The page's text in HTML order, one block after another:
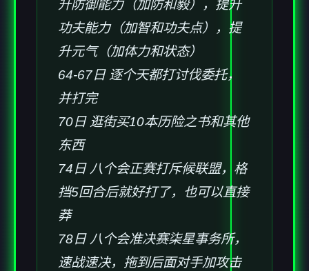
升防御能力（加防和毅），提升
功夫能力（加智和功夫点），提
升元气（加体力和状态）
64-67日 逐个天都打讨伐委托，
并打完
70日 逛街买10本历险之书和其他
东西
74日 八个会正赛打斥候联盟，格
挡5回合后就好打了，也可以直接
莽
78日 八个会准决赛柒星事务所，
速战速决，拖到后面对手加攻击